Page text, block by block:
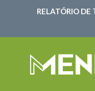
RELATÓRIO DE